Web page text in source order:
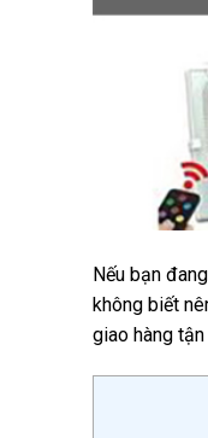
Nếu bạn
không biết
giao hàng tận